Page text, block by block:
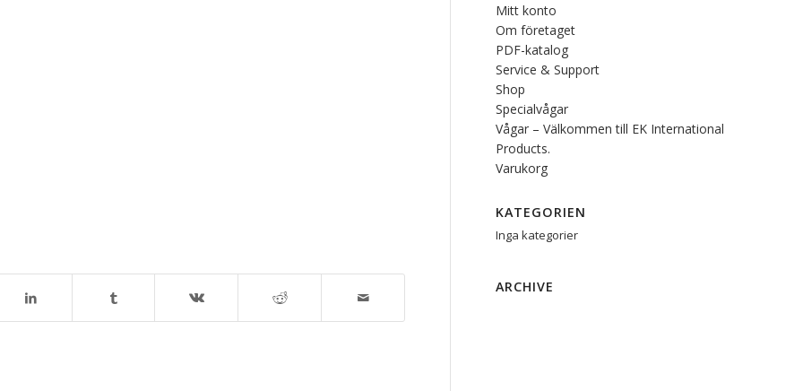
Mitt konto
Om företaget
PDF-katalog
Service & Support
Shop
Specialvågar
Vågar – Välkommen till EK International
Products.
Varukorg
KATEGORIEN
Inga kategorier
ARCHIVE